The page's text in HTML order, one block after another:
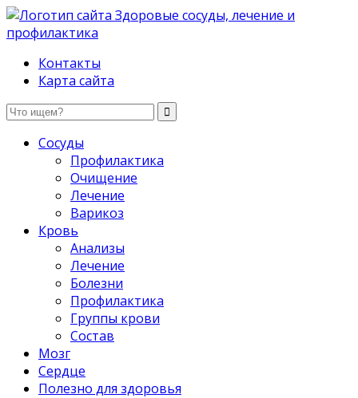
Здоровые сосуды, лечение и профилактика
Контакты
Карта сайта
Сосуды
Профилактика
Очищение
Лечение
Варикоз
Кровь
Анализы
Лечение
Болезни
Профилактика
Группы крови
Состав
Мозг
Сердце
Полезно для здоровья